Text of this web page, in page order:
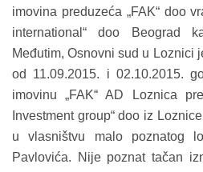
imovina preduzeća „FAK“ doo
international“ doo Beograd
Međutim,Osnovni sud u Loznici
od 11.09.2015. i 02.10.2015.
imovinu „FAK“ AD Loznica
Investment group“ doo iz
u vlasništvu malo poznatog
Pavlovića. Nije poznat tačan